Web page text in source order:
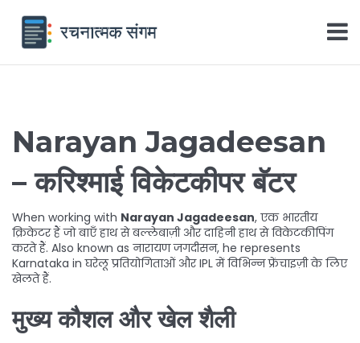
Narayan Jagadeesan
– करिश्माई विकेटकीपर बॅटर
When working with Narayan Jagadeesan, एक भारतीय
क्रिकेटर हैं जो बाएँ हाथ से बल्लेबाज़ी और दाहिनी हाथ से विकेटकीपिंग
करते हैं. Also known as नारायण जगदीसन, he represents
Karnataka in घरेलू प्रतियोगिताओं औरIPLमें विभिन्न फ्रेंचाइज़ी के लिए
खेलते हैं.
मुख्य कौशल और खेल शैली